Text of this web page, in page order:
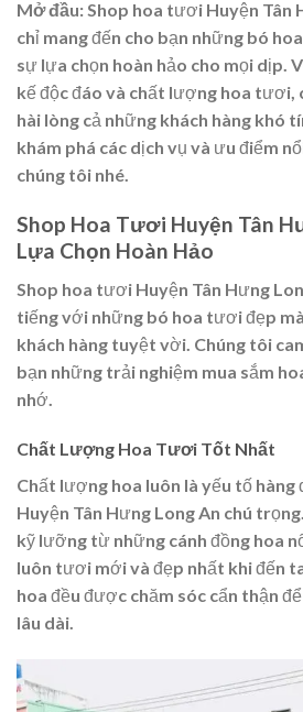
Mở đầu:Shop hoa tươi Huyện Tân
chỉ mang đến cho bạn những bó
sự lựa chọn hoàn hảo cho mọi dịp.
kế độc đáo và chất lượng hoa tươi,
hài lòng cả những khách hàng khó
khám phá các dịch vụ và ưu điểm
chúng tôi nhé.
Shop Hoa Tươi Huyện Tân
Lựa Chọn Hoàn Hảo
Shop hoa tươi Huyện Tân Hưng
tiếng với những bó hoa tươi đẹp
khách hàng tuyệt vời. Chúng tôi
bạn những trải nghiệm mua sắm
nhớ.
Chất Lượng Hoa Tươi Tốt Nhất
Chất lượng hoa luôn là yếu tố
Huyện Tân Hưng Long An chú
kỹ lưỡng từ những cánh đồng hoa
luôn tươi mới và đẹp nhất khi đến
hoa đều được chăm sóc cẩn thận
lâu dài.